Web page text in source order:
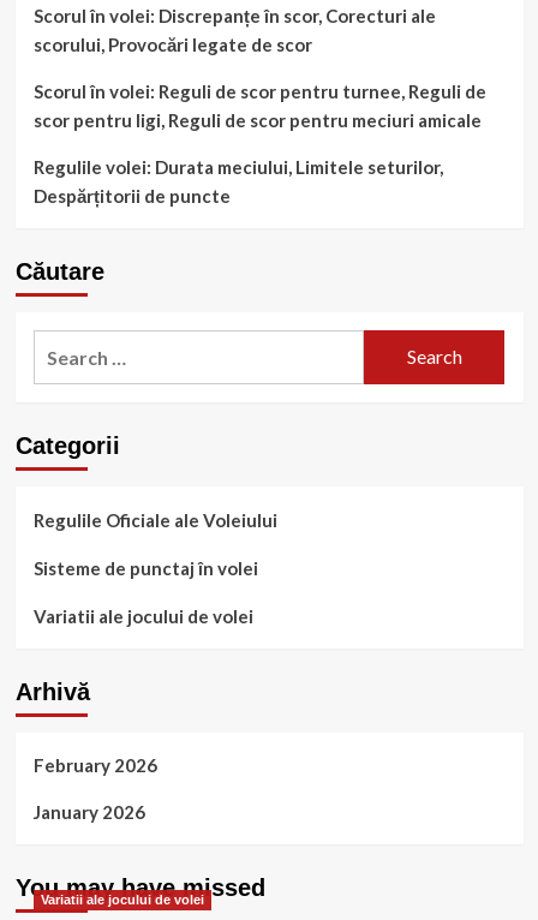
Scorul în volei: Discrepanțe în scor, Corecturi ale
scorului, Provocări legate de scor
Scorul în volei: Reguli de scor pentru turnee, Reguli de
scor pentru ligi, Reguli de scor pentru meciuri amicale
Regulile volei: Durata meciului, Limitele seturilor,
Despărțitorii de puncte
Căutare
Categorii
Regulile Oficiale ale Voleiului
Sisteme de punctaj în volei
Variatii ale jocului de volei
Arhivă
February 2026
January 2026
You may have missed
Variatii ale jocului de volei